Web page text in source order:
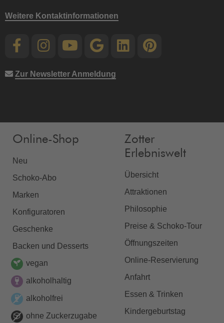
Weitere Kontaktinformationen
Zur Newsletter Anmeldung
Online-Shop
Neu
Schoko-Abo
Marken
Konfiguratoren
Geschenke
Backen und Desserts
vegan
alkoholhaltig
alkoholfrei
ohne Zuckerzugabe
Zotter
Erlebniswelt
Übersicht
Attraktionen
Philosophie
Preise & Schoko-Tour
Öffnungszeiten
Online-Reservierung
Anfahrt
Essen & Trinken
Kindergeburtstag